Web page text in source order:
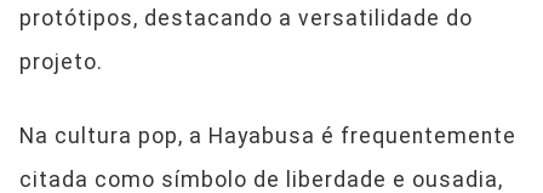
protótipos, destacando a versatilidade do
projeto.
Na cultura pop, a Hayabusa é frequentemente
citada como símbolo de liberdade e ousadia,